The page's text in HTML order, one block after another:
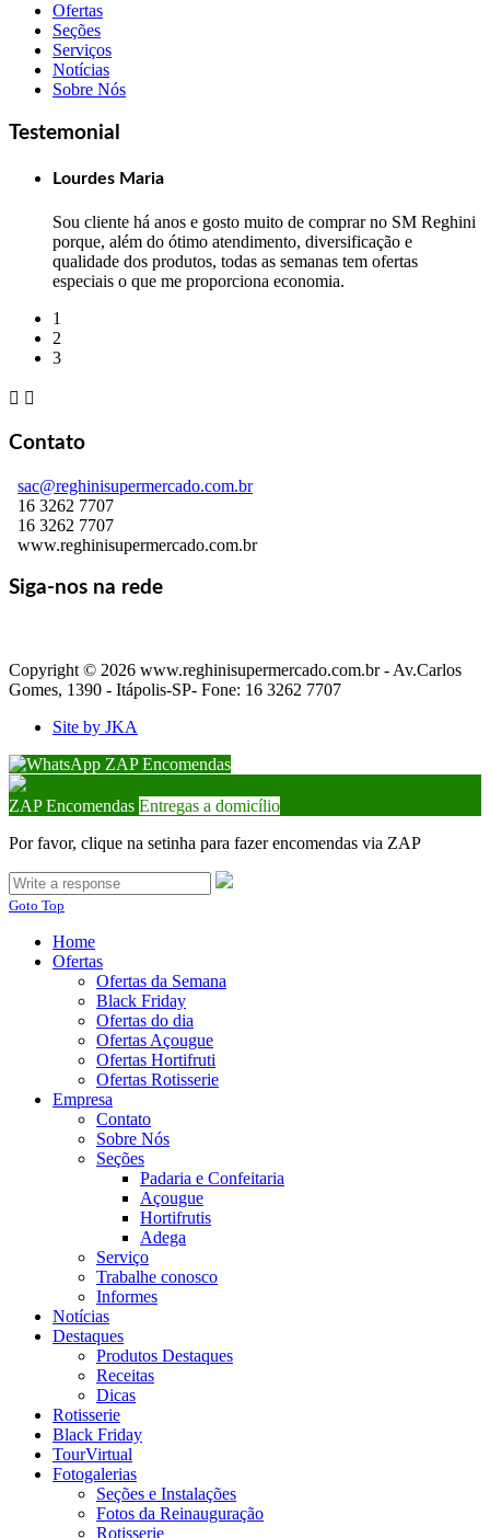
Ofertas
Seções
Serviços
Notícias
Sobre Nós
Testemonial
Lourdes Maria
Sou cliente há anos e gosto muito de comprar no SM Reghini
porque, além do ótimo atendimento, diversificação e
qualidade dos produtos, todas as semanas tem ofertas
especiais o que me proporciona economia.
1
2
3
 
Contato
sac@reghinisupermercado.com.br
16 3262 7707
16 3262 7707
www.reghinisupermercado.com.br
Siga-nos na rede
Copyright © 2026 www.reghinisupermercado.com.br - Av.Carlos
Gomes, 1390 - Itápolis-SP- Fone: 16 3262 7707
Site by JKA
ZAP Encomendas
ZAP Encomendas Entregas a domicílio
Por favor, clique na setinha para fazer encomendas via ZAP
Goto Top
Home
Ofertas
Ofertas da Semana
Black Friday
Ofertas do dia
Ofertas Açougue
Ofertas Hortifruti
Ofertas Rotisserie
Empresa
Contato
Sobre Nós
Seções
Padaria e Confeitaria
Açougue
Hortifrutis
Adega
Serviço
Trabalhe conosco
Informes
Notícias
Destaques
Produtos Destaques
Receitas
Dicas
Rotisserie
Black Friday
TourVirtual
Fotogalerias
Seções e Instalações
Fotos da Reinauguração
Rotisserie